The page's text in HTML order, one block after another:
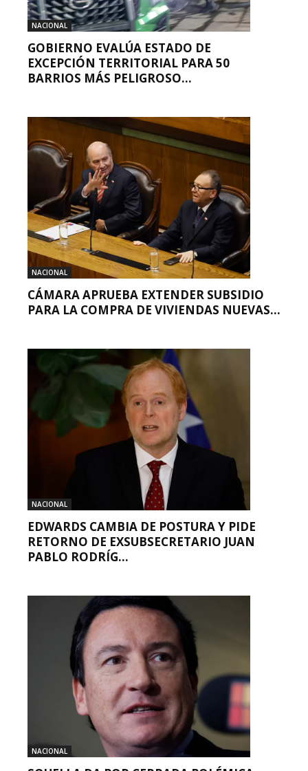
NACIONAL
GOBIERNO EVALÚA ESTADO DE
EXCEPCIÓN TERRITORIAL PARA 50
BARRIOS MÁS PELIGROSO...
NACIONAL
CÁMARA APRUEBA EXTENDER SUBSIDIO
PARA LA COMPRA DE VIVIENDAS NUEVAS...
NACIONAL
EDWARDS CAMBIA DE POSTURA Y PIDE
RETORNO DE EXSUBSECRETARIO JUAN
PABLO RODRÍG...
NACIONAL